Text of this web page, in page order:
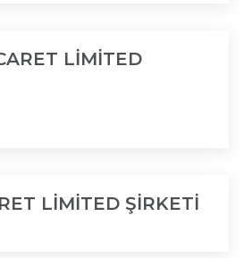
LİMİTED
LİMİTED ŞİRKETİ